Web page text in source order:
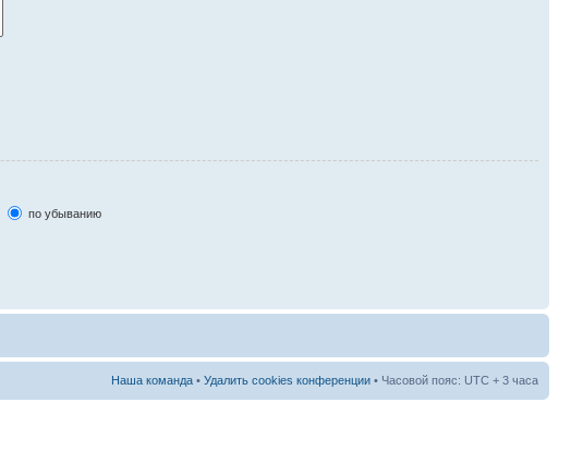
по убыванию
Наша команда • Удалить cookies конференции • Часовой пояс: UTC + 3 часа